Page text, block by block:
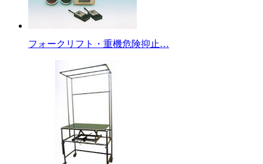
フォークリフト・重機危険抑止…